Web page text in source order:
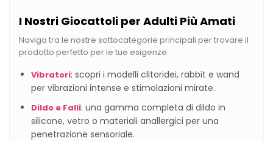
I Nostri Giocattoli per Adulti Più Amati
Naviga tra le nostre sottocategorie principali per trovare il
prodotto perfetto per le tue esigenze:
Vibratori: scopri i modelli clitoridei, rabbit e wand
per vibrazioni intense e stimolazioni mirate.
Dildo e Falli: una gamma completa di dildo in
silicone, vetro o materiali anallergici per una
penetrazione sensoriale.